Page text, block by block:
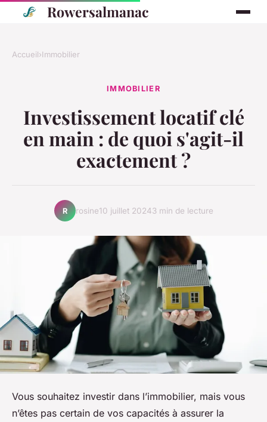
Rowersalmanac
Accueil›Immobilier
IMMOBILIER
Investissement locatif clé
en main : de quoi s'agit-il
exactement ?
R rosine10 juillet 20243 min de lecture
Vous souhaitez investir dans l’immobilier, mais vous
n’êtes pas certain de vos capacités à assurer la